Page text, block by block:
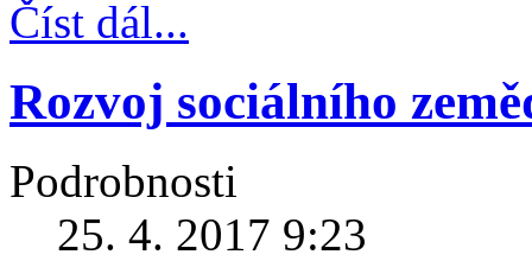
Číst dál...
Rozvoj sociálního
Podrobnosti
25. 4. 2017 9:23